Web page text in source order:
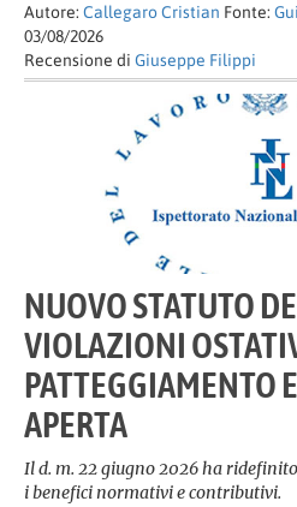
Autore: Callegaro Cristian Fonte:
03/08/2026
Recensione di Giuseppe Filippi
NUOVO STATUTO
VIOLAZIONI
PATTEGGIAMENTO
APERTA
Il d. m. 22 giugno 2026 ha
i benefici normativi e contributivi.